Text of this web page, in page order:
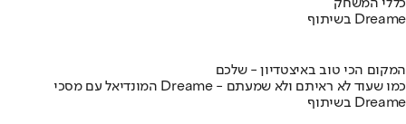
כללי המשחק
בשיתוף Dreame
המקום הכי טוב באיצטדיון - שלכם
המונדיאל עם מסכי Dreame - כמו שעוד לא ראיתם ולא שמעתם
בשיתוף Dreame